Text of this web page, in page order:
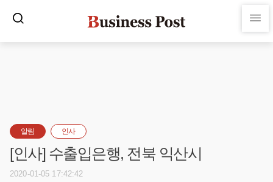
알림 인사
[인사] 수출입은행, 전북 익산시
2020-01-05 17:42:42